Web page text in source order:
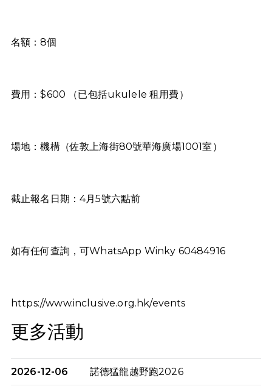
名額：8個
費用：$600 （已包括ukulele 租用費）
場地：機構（佐敦上海街80號華海廣場1001室）
截止報名日期：4月5號六點前
如有任何查詢，可WhatsApp Winky 60484916
https://www.inclusive.org.hk/events
更多活動
2026-12-06 諾德猛龍越野跑2026